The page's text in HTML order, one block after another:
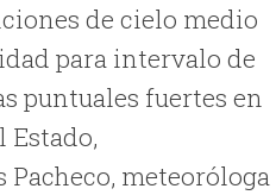
de cielo medio
para intervalo de
puntuales fuertes en
meteoróloga